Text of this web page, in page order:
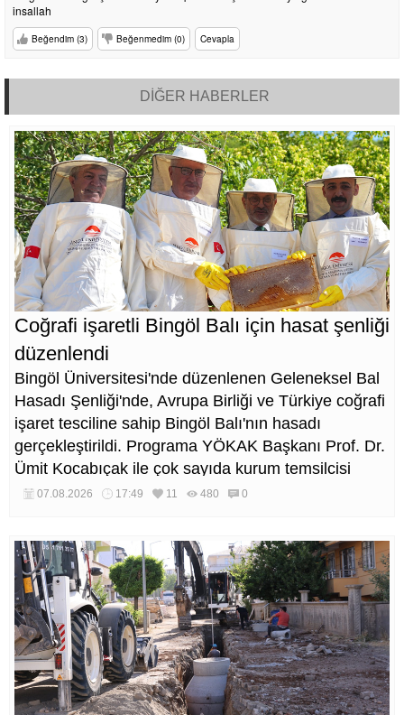
insallah
Beğendim (3) Beğenmedim (0) Cevapla
DİĞER HABERLER
Coğrafi işaretli Bingöl Balı için hasat şenliği
düzenlendi
Bingöl Üniversitesi'nde düzenlenen Geleneksel Bal
Hasadı Şenliği'nde, Avrupa Birliği ve Türkiye coğrafi
işaret tesciline sahip Bingöl Balı'nın hasadı
gerçekleştirildi. Programa YÖKAK Başkanı Prof. Dr.
Ümit Kocabıçak ile çok sayıda kurum temsilcisi
katıldı.
07.08.2026 17:49 11 480 0